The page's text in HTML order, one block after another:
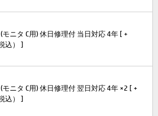
(モニタ C用) 休日修理付 当日対応 4年 [ +
込） ]
(モニタ C用) 休日修理付 翌日対応 4年 ×2 [ +
込） ]